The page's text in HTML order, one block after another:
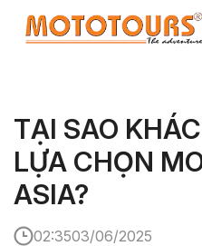
TẠI SAO
LỰA CHỌN
ASIA?
02:3503/06/2025